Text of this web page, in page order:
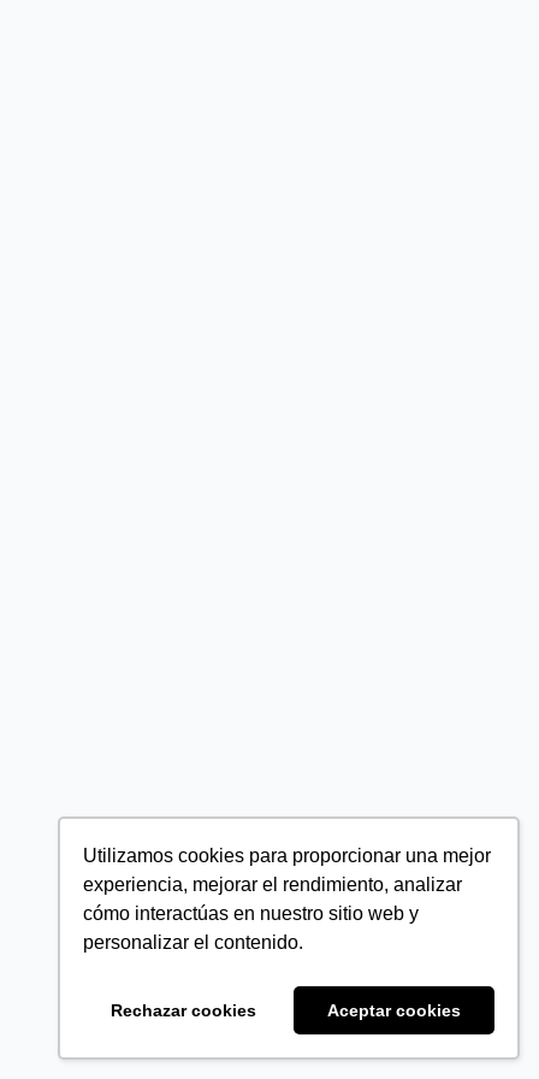
Utilizamos cookies para proporcionar una mejor
experiencia, mejorar el rendimiento, analizar
cómo interactúas en nuestro sitio web y
personalizar el contenido.
Rechazar cookies Aceptar cookies